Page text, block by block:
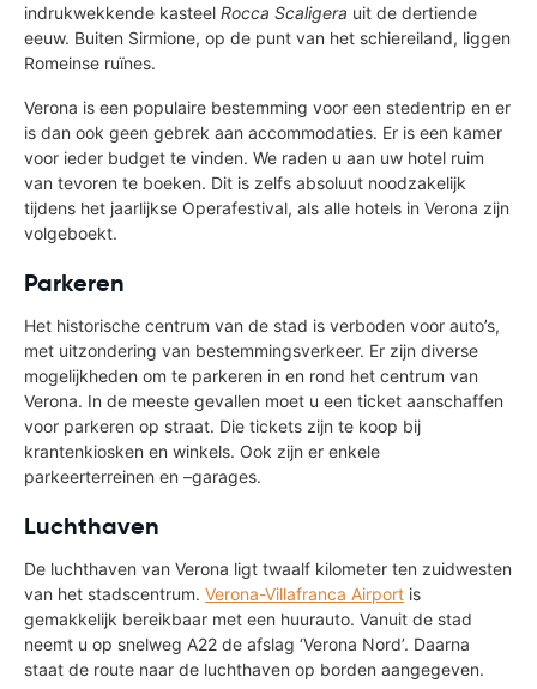
indrukwekkende kasteel Rocca Scaligera uit de dertiende
eeuw. Buiten Sirmione, op de punt van het schiereiland, liggen
Romeinse ruïnes.
Verona is een populaire bestemming voor een stedentrip en er
is dan ook geen gebrek aan accommodaties. Er is een kamer
voor ieder budget te vinden. We raden u aan uw hotel ruim
van tevoren te boeken. Dit is zelfs absoluut noodzakelijk
tijdens het jaarlijkse Operafestival, als alle hotels in Verona zijn
volgeboekt.
Parkeren
Het historische centrum van de stad is verboden voor auto’s,
met uitzondering van bestemmingsverkeer. Er zijn diverse
mogelijkheden om te parkeren in en rond het centrum van
Verona. In de meeste gevallen moet u een ticket aanschaffen
voor parkeren op straat. Die tickets zijn te koop bij
krantenkiosken en winkels. Ook zijn er enkele
parkeerterreinen en –garages.
Luchthaven
De luchthaven van Verona ligt twaalf kilometer ten zuidwesten
van het stadscentrum. Verona-Villafranca Airport is
gemakkelijk bereikbaar met een huurauto. Vanuit de stad
neemt u op snelweg A22 de afslag ‘Verona Nord’. Daarna
staat de route naar de luchthaven op borden aangegeven.